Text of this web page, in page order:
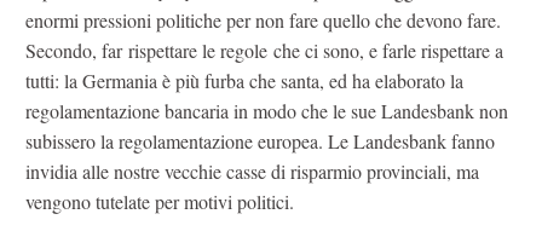
enormi pressioni politiche per non fare quello che devono fare.
Secondo, far rispettare le regole che ci sono, e farle rispettare a
tutti: la Germania è più furba che santa, ed ha elaborato la
regolamentazione bancaria in modo che le sue Landesbank non
subissero la regolamentazione europea. Le Landesbank fanno
invidia alle nostre vecchie casse di risparmio provinciali, ma
vengono tutelate per motivi politici.